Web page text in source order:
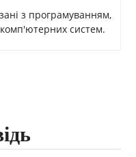
з програмуванням,
систем.